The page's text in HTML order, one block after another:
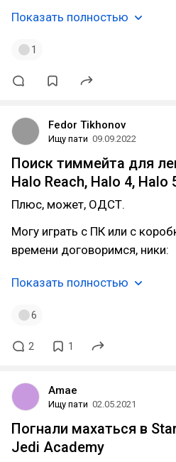
Показать полностью
1
Fedor Tikhonov
Ищу пати 09.09.2022
Поиск тиммейта для
Halo Reach, Halo 4, Halo
Плюс, может, ОДСТ.
Могу играть с ПК или с
времени договоримся, ники:
Показать полностью
6
2 1
Amae
Ищу пати 02.05.2021
Погнали махаться в
Jedi Academy